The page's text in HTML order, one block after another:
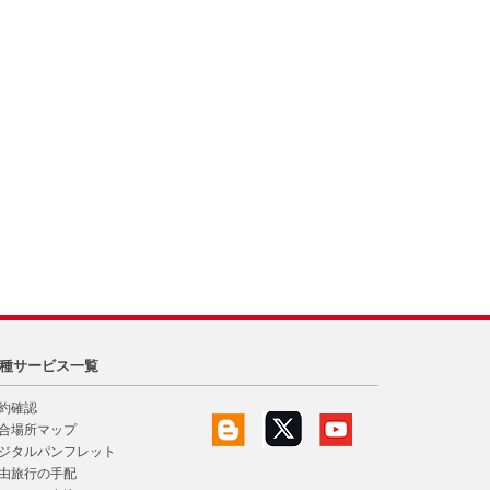
サービス一覧
確認
場所マップ
タルパンフレット
旅行の手配